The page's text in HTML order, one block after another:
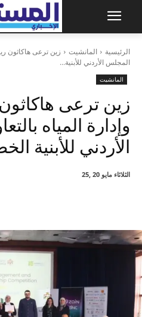
الرئيسية المانشيت
زين ترعى هاكاثون
المجلس الأردني للأبنية...
المانشيت
زين ترعى هاكاثون
وإدارة المياه
الأردني للأبنية
الثلاثاء مايو 20 ,25